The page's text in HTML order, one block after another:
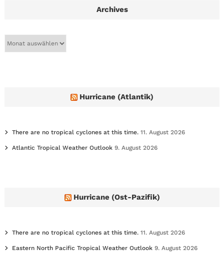
Archives
Hurricane (Atlantik)
There are no tropical cyclones at this time. 11. August 2026
Atlantic Tropical Weather Outlook 9. August 2026
Hurricane (Ost-Pazifik)
There are no tropical cyclones at this time. 11. August 2026
Eastern North Pacific Tropical Weather Outlook 9. August 2026